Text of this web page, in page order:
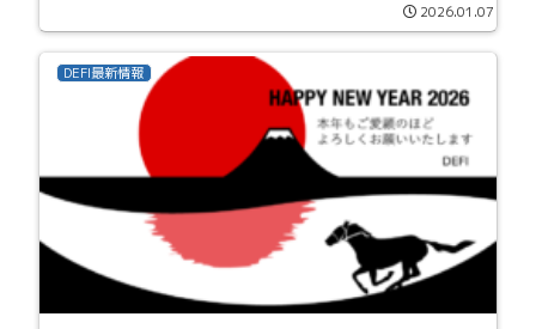
びりしました。2年ぶりの浅草寺で恒例？食べ歩
き。あげ饅頭...
2026.01.07
DEFI最新情報